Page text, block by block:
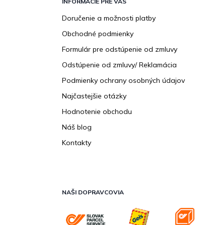
Doručenie a možnosti platby
Obchodné podmienky
Formulár pre odstúpenie od zmluvy
Odstúpenie od zmluvy/ Reklamácia
Podmienky ochrany osobných údajov
Najčastejšie otázky
Hodnotenie obchodu
Náš blog
Kontakty
NAŠI DOPRAVCOVIA